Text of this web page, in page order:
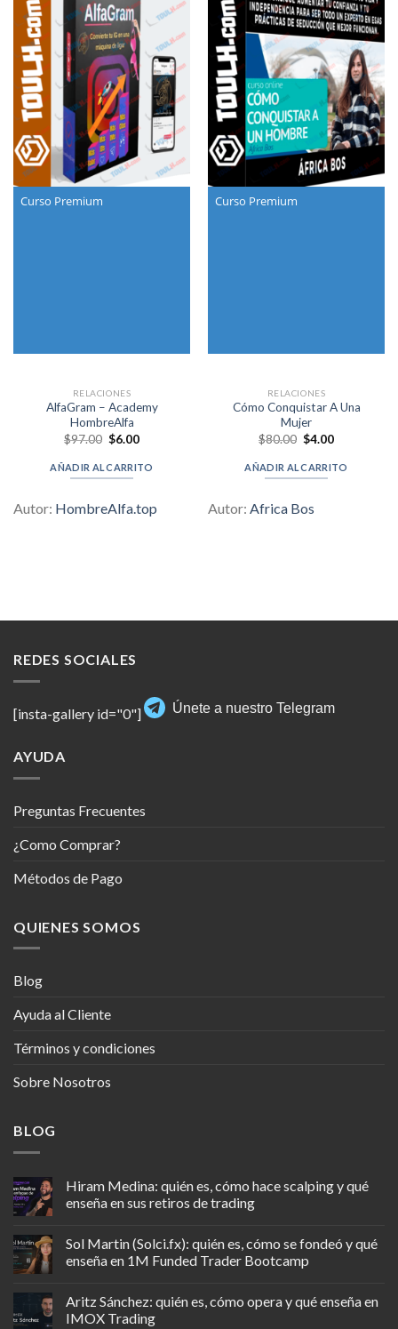
Curso Premium
RELACIONES
AlfaGram – Academy
HombreAlfa
$97.00 Original
was:
$97.00.
$6.00Current
is:
$6.00.
AÑADIR AL CARRITO
Autor: HombreAlfa.top
Curso Premium
RELACIONES
Cómo Conquistar A Una
Mujer
$80.00 Original
was:
$80.00.
$4.00Current
is:
$4.00.
AÑADIR AL CARRITO
Autor: Africa Bos
REDES SOCIALES
[insta-gallery id="0"] Únete a nuestro Telegram
AYUDA
Preguntas Frecuentes
¿Como Comprar?
Métodos de Pago
QUIENES SOMOS
Blog
Ayuda al Cliente
Términos y condiciones
Sobre Nosotros
BLOG
Hiram Medina: quién es, cómo hace scalping y qué
enseña en sus retiros de trading
Sol Martin (Solci.fx): quién es, cómo se fondeó y qué
enseña en 1M Funded Trader Bootcamp
Aritz Sánchez: quién es, cómo opera y qué enseña en
IMOX Trading